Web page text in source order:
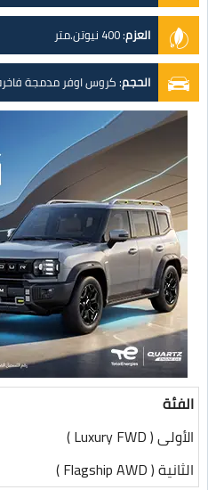
العزم:400 نيوتن.متر
الحجم:كروس اوفر مدمجة
الفئة
الأولى ( Luxury FWD )
الثانية ( Flagship AWD )